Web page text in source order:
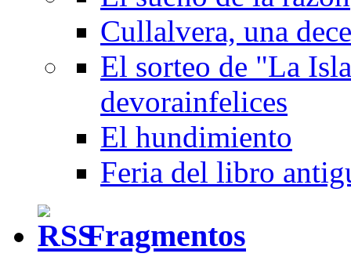
Cullalvera, una
El sorteo de "La
devorainfelices
El hundimiento
Feria del libro
Fragmentos